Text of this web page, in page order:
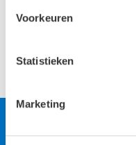
Voorkeuren
Statistieken
Marketing